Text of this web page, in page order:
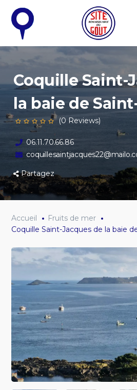
Coquille Saint-
la baie de
(0 Reviews)
06.11.70.66.86
Partagez
Accueil
Fruits de mer
Coquille Saint-Jacques de la baie